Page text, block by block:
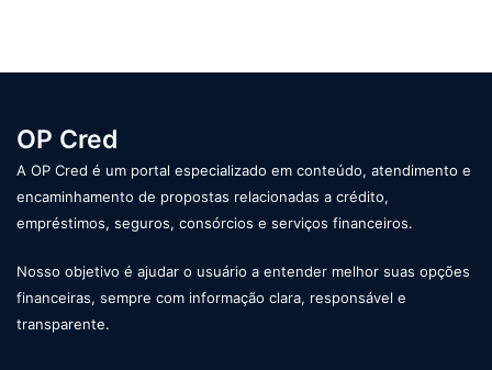
OP Cred
A OP Cred é um portal especializado em conteúdo, atendimento e
encaminhamento de propostas relacionadas a crédito,
empréstimos, seguros, consórcios e serviços financeiros.
Nosso objetivo é ajudar o usuário a entender melhor suas opções
financeiras, sempre com informação clara, responsável e
transparente.